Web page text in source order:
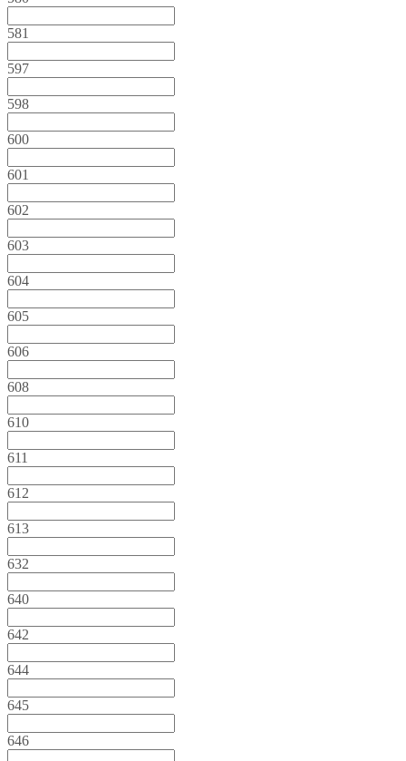
581
597
598
600
601
602
603
604
605
606
608
610
611
612
613
632
640
642
644
645
646